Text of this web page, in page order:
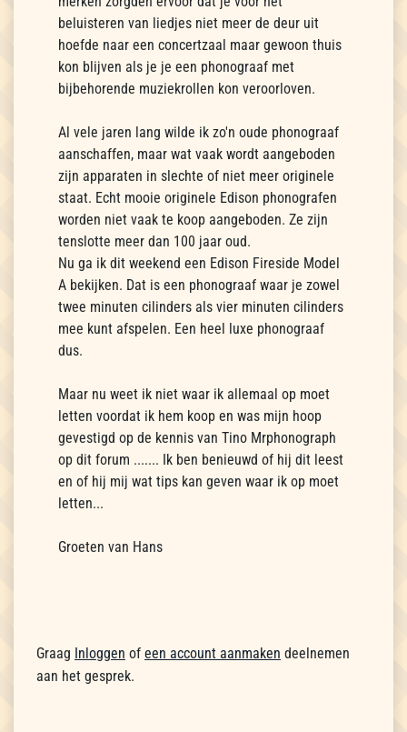
beluisteren van liedjes niet meer de deur uit
hoefde naar een concertzaal maar gewoon thuis
kon blijven als je je een phonograaf met
bijbehorende muziekrollen kon veroorloven.
Al vele jaren lang wilde ik zo'n oude phonograaf
aanschaffen, maar wat vaak wordt aangeboden
zijn apparaten in slechte of niet meer originele
staat. Echt mooie originele Edison phonografen
worden niet vaak te koop aangeboden. Ze zijn
tenslotte meer dan 100 jaar oud.
Nu ga ik dit weekend een Edison Fireside Model
A bekijken. Dat is een phonograaf waar je zowel
twee minuten cilinders als vier minuten cilinders
mee kunt afspelen. Een heel luxe phonograaf
dus.
Maar nu weet ik niet waar ik allemaal op moet
letten voordat ik hem koop en was mijn hoop
gevestigd op de kennis van Tino Mrphonograph
op dit forum ....... Ik ben benieuwd of hij dit leest
en of hij mij wat tips kan geven waar ik op moet
letten...
Groeten van Hans
Graag Inloggen of een account aanmaken deelnemen
aan het gesprek.